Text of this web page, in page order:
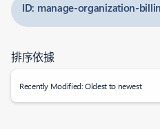
ID: manage-organization-
排序依據
Recently Modified: Oldest to newest